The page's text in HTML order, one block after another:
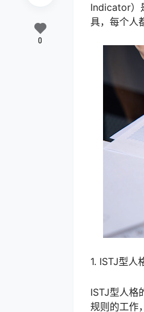
Indicator）
具，每个人
1. ISTJ型人
ISTJ型人格
规则的工作
0